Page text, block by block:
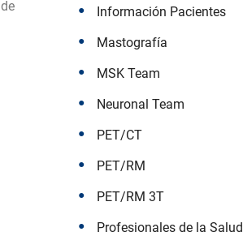
Información Pacientes
Mastografía
MSK Team
Neuronal Team
PET/CT
PET/RM
PET/RM 3T
Profesionales de la Salud